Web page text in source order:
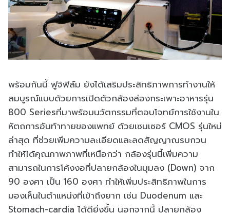
พร้อมกันนี้ ฟูจิฟิล์ม ยังได้เสริมประสิทธิภาพการทำงานให้
สมบูรณ์แบบด้วยการเปิดตัวกล้องส่องกระเพาะอาหารรุ่น
800 Seriesที่มาพร้อมนวัตกรรมที่ตอบโจทย์การใช้งานใน
หัตถการอันท้าทายของแพทย์ ด้วยเซนเซอร์ CMOS รุ่นใหม่
ล่าสุด ที่ช่วยเพิ่มความละเอียดและลดสัญญาณรบกวน
ทำให้ได้คุณภาพภาพที่เหนือกว่า กล้องรุ่นนี้เพิ่มความ
สามารถในการโค้งงอที่ปลายกล้องในมุมลง (Down) จาก
90 องศา เป็น 160 องศา ทำให้เพิ่มประสิทธิภาพในการ
มองเห็นในตำแหน่งที่เข้าถึงยาก เช่น Duodenum และ
Stomach-cardia ได้ดียิ่งขึ้น นอกจากนี้ ปลายกล้อง